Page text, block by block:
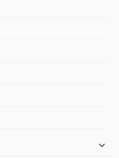
っとうまみ チーズ
（981円）
しょっつるナ